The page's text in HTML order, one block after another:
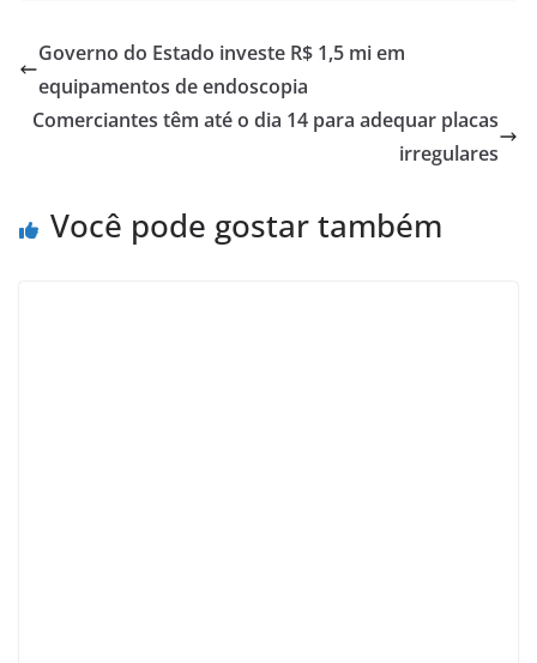
Governo do Estado investe R$ 1,5 mi em
equipamentos de endoscopia
Comerciantes têm até o dia 14 para adequar placas
irregulares
Você pode gostar também